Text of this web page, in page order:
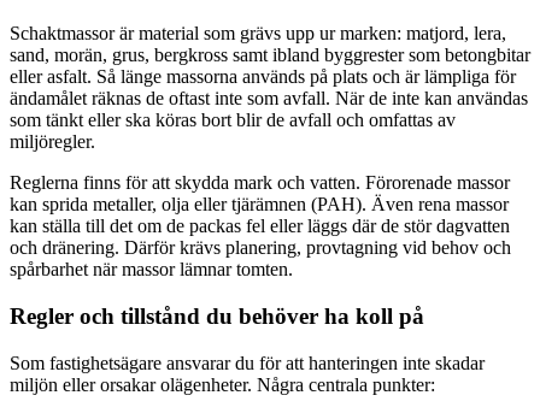
Schaktmassor är material som grävs upp ur marken: matjord, lera,
sand, morän, grus, bergkross samt ibland byggrester som betongbitar
eller asfalt. Så länge massorna används på plats och är lämpliga för
ändamålet räknas de oftast inte som avfall. När de inte kan användas
som tänkt eller ska köras bort blir de avfall och omfattas av
miljöregler.
Reglerna finns för att skydda mark och vatten. Förorenade massor
kan sprida metaller, olja eller tjärämnen (PAH). Även rena massor
kan ställa till det om de packas fel eller läggs där de stör dagvatten
och dränering. Därför krävs planering, provtagning vid behov och
spårbarhet när massor lämnar tomten.
Regler och tillstånd du behöver ha koll på
Som fastighetsägare ansvarar du för att hanteringen inte skadar
miljön eller orsakar olägenheter. Några centrala punkter: